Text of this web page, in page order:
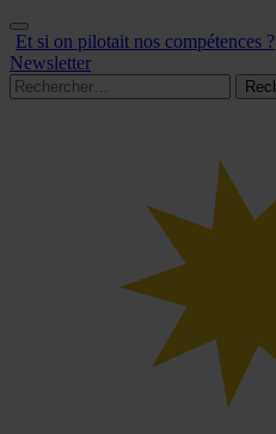
Aller
au
contenu
Et si on pilotait nos compétences ?
Newsletter
Rechercher :